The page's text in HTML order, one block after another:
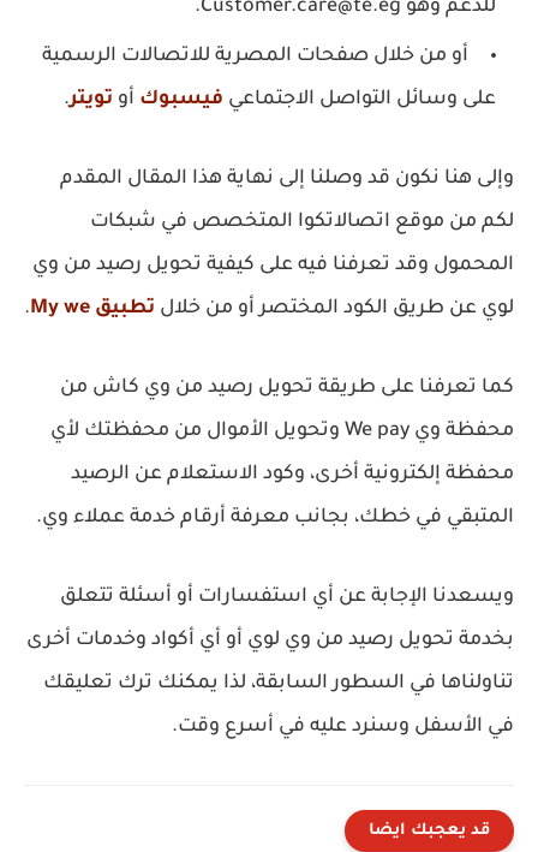
للدعم وهو Customer.care@te.eg.
أو من خلال صفحات المصرية للاتصالات الرسمية
على وسائل التواصل الاجتماعي فيسبوك أو تويتر.
وإلى هنا نكون قد وصلنا إلى نهاية هذا المقال المقدم
لكم من موقع اتصالاتكوا المتخصص في شبكات
المحمول وقد تعرفنا فيه على كيفية تحويل رصيد من وي
لوي عن طريق الكود المختصر أو من خلال تطبيق My we .
كما تعرفنا على طريقة تحويل رصيد من وي كاش من
محفظة وي We pay وتحويل الأموال من محفظتك لأي
محفظة إلكترونية أخرى، وكود الاستعلام عن الرصيد
المتبقي في خطك، بجانب معرفة أرقام خدمة عملاء وي.
ويسعدنا الإجابة عن أي استفسارات أو أسئلة تتعلق
بخدمة تحويل رصيد من وي لوي أو أي أكواد وخدمات أخرى
تناولناها في السطور السابقة، لذا يمكنك ترك تعليقك
في الأسفل وسنرد عليه في أسرع وقت.
قد يعجبك ايضا